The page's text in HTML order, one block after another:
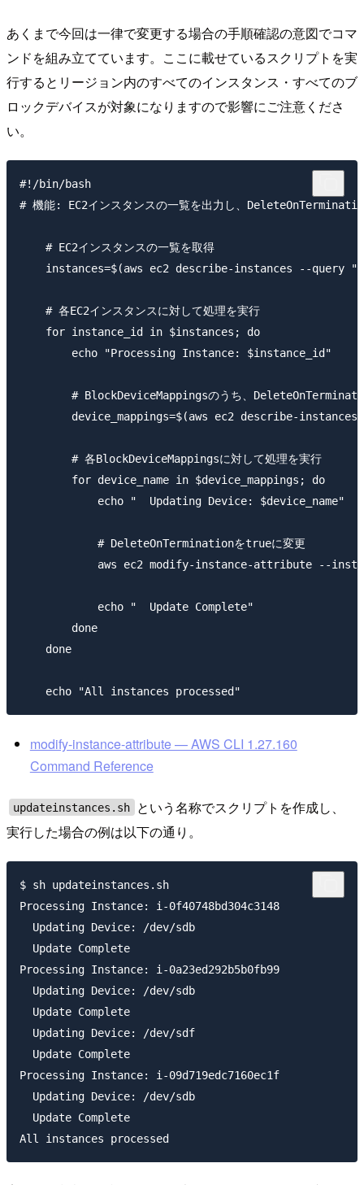
あくまで今回は一律で変更する場合の手順確認の意図でコマ
ンドを組み立てています。ここに載せているスクリプトを実
行するとリージョン内のすべてのインスタンス・すべてのブ
ロックデバイスが対象になりますので影響にご注意くださ
い。
#!/bin/bash
# 機能: EC2インスタンスの一覧を出力し、
    # EC2インスタンスの一覧を取得
instances=$(aws ec2 describe-instances --query
    # 各EC2インスタンスに対して処理を実行
    for instance_id in $instances; do
        echo "Processing Instance: $instance_id"
# BlockDeviceMappingsのうち、
device_mappings=$(aws ec2 describe-
        # 各BlockDeviceMappingsに対して処理を実行
        for device_name in $device_mappings; do
            echo "  Updating Device: $device_name"
            # DeleteOnTerminationをtrueに変更
aws ec2 modify-instance-attribute --
            echo "  Update Complete"
        done
    done
modify-instance-attribute — AWS CLI 1.27.160
Command Reference
updateinstances.sh
という名称でスクリプトを作成し、
実行した場合の例は以下の通り。
$ sh updateinstances.sh
Processing Instance: i-0f40748bd304c3148
  Updating Device: /dev/sdb
  Update Complete
Processing Instance: i-0a23ed292b5b0fb99
  Updating Device: /dev/sdb
  Update Complete
  Updating Device: /dev/sdf
  Update Complete
Processing Instance: i-09d719edc7160ec1f
  Updating Device: /dev/sdb
  Update Complete